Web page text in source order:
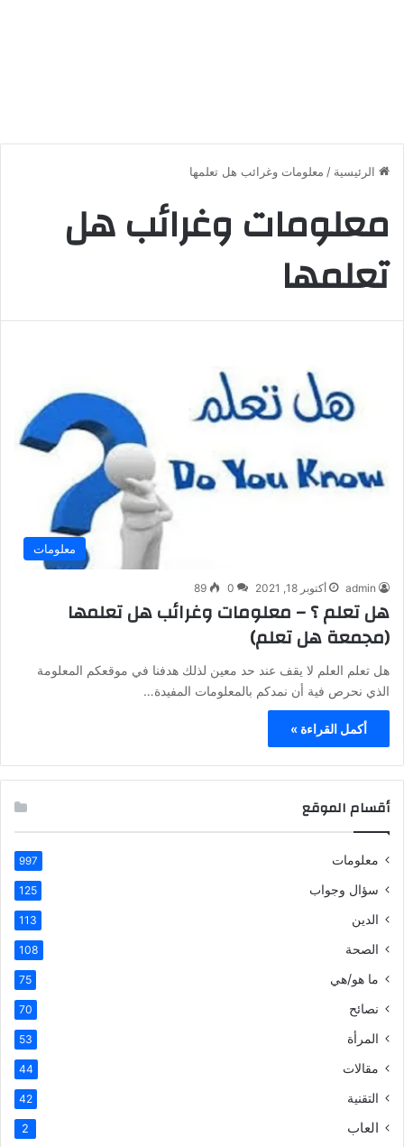
الرئيسية / معلومات وغرائب هل تعلمها
معلومات وغرائب هل
تعلمها
معلومات
admin أكتوبر 18, 2021 0
89
هل تعلم ؟ – معلومات وغرائب هل تعلمها
(مجمعة هل تعلم)
هل تعلم العلم لا يقف عند حد معين لذلك هدفنا في موقعكم المعلومة
الذي نحرص فية أن نمدكم بالمعلومات المفيدة…
أكمل القراءة »
أقسام الموقع
معلومات 997
سؤال وجواب 125
الدين 113
الصحة 108
ما هو/هي 75
نصائح 70
المرأة 53
مقالات 44
التقنية 42
العاب 2